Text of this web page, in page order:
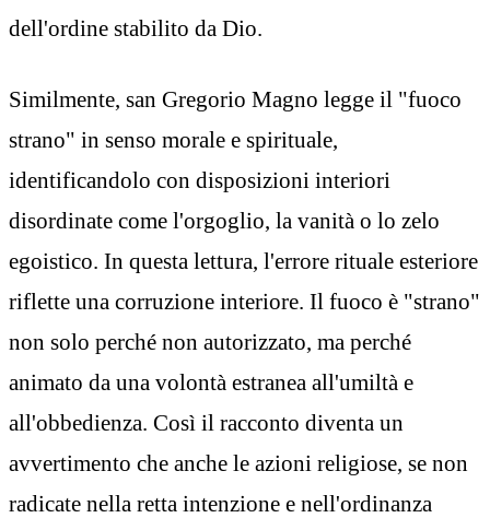
dell'ordine stabilito da Dio.
Similmente, san Gregorio Magno legge il "fuoco
strano" in senso morale e spirituale,
identificandolo con disposizioni interiori
disordinate come l'orgoglio, la vanità o lo zelo
egoistico. In questa lettura, l'errore rituale esteriore
riflette una corruzione interiore. Il fuoco è "strano"
non solo perché non autorizzato, ma perché
animato da una volontà estranea all'umiltà e
all'obbedienza. Così il racconto diventa un
avvertimento che anche le azioni religiose, se non
radicate nella retta intenzione e nell'ordinanza